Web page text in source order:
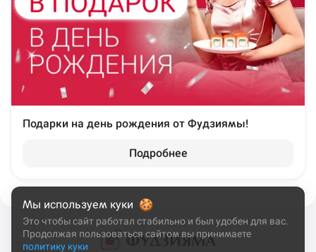
Подарки на день рождения от Фудзиямы!
Подробнее
Мы используем куки
Это чтобы сайт работал стабильно и был удобен для вас.
Продолжая пользоваться сайтом вы принимаете
политику куки